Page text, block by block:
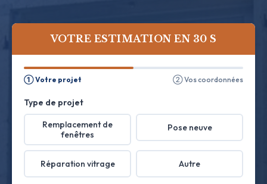
VOTRE ESTIMATION EN 30 S
① Votre projet ② Vos coordonnées
Type de projet
Remplacement de
fenêtres
Pose neuve
Réparation vitrage Autre